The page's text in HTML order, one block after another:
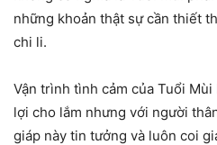
những khoản thật sự cần thiết
chi li.
Vận trình tình cảm của Tuổi
lợi cho lắm nhưng với người
giáp này tin tưởng và luôn coi